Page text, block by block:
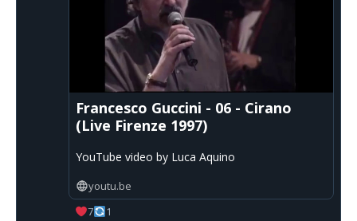
Francesco Guccini - 06 - Cirano
(Live Firenze 1997)
YouTube video by Luca Aquino
youtu.be
7
1